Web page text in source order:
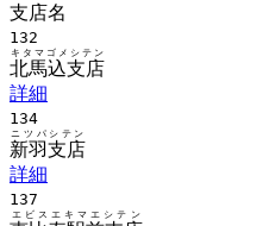
支店名
132
北馬込支店
キタマゴメシテン
詳細
134
新羽支店
ニツパシテン
詳細
137
エビスエキマエシテン